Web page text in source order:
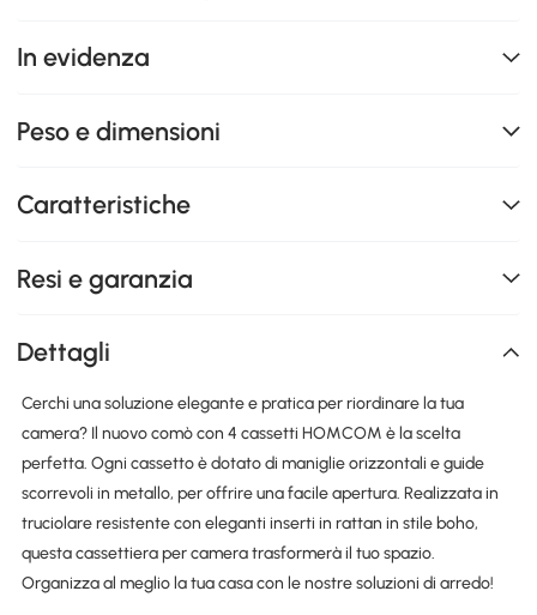
In evidenza
Peso e dimensioni
Caratteristiche
Resi e garanzia
Dettagli
Cerchi una soluzione elegante e pratica per riordinare la tua
camera? Il nuovo comò con 4 cassetti HOMCOM è la scelta
perfetta. Ogni cassetto è dotato di maniglie orizzontali e guide
scorrevoli in metallo, per offrire una facile apertura. Realizzata in
truciolare resistente con eleganti inserti in rattan in stile boho,
questa cassettiera per camera trasformerà il tuo spazio.
Organizza al meglio la tua casa con le nostre soluzioni di arredo!